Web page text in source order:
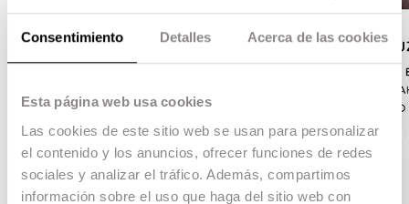
Consentimiento Detalles Acerca de las cookies
Esta página web usa cookies
Las cookies de este sitio web se usan para personalizar
el contenido y los anuncios, ofrecer funciones de redes
sociales y analizar el tráfico. Además, compartimos
información sobre el uso que haga del sitio web con